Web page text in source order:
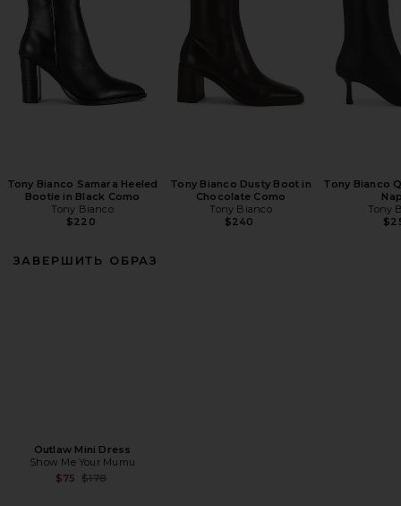
Tony Bianco Samara Heeled
Bootie in Black Como
Tony Bianco
$220
Tony Bianco Dusty Boot in
Chocolate Como
Tony Bianco
$240
Tony Bianco
Tony
ЗАВЕРШИТЬ ОБРАЗ
Outlaw Mini Dress
Show Me Your Mumu
$75 Previous price:
$178